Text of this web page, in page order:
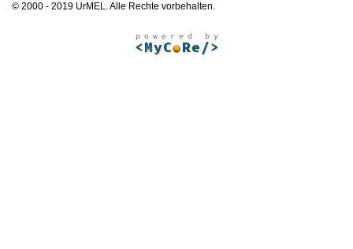
© 2000 - 2019 UrMEL. Alle Rechte vorbehalten.